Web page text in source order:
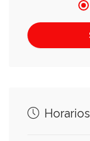
Horarios